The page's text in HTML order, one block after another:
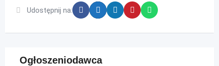
Udostępnij na:
Ogłoszeniodawca